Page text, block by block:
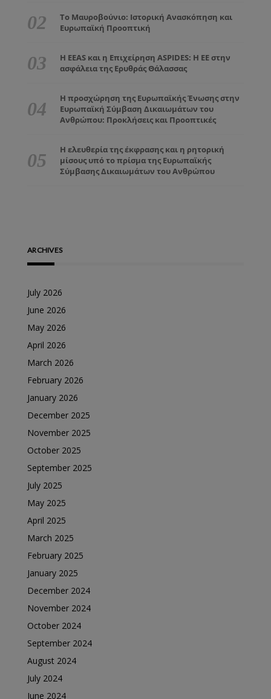
Το Μαυροβούνιο: Ιστορική Ανασκόπηση και
Ευρωπαϊκή Προοπτική
Η EEAS και η Επιχείρηση ASPIDES: Η ΕΕ στην
ασφάλεια της Ερυθράς Θάλασσας
Η προσχώρηση της Ευρωπαϊκής Ένωσης στην
Ευρωπαϊκή Σύμβαση Δικαιωμάτων του
Ανθρώπου: Προκλήσεις και Προοπτικές
Η ελευθερία της έκφρασης και η ρητορική
μίσους υπό το πρίσμα της Ευρωπαϊκής
Σύμβασης Δικαιωμάτων του Ανθρώπου
ARCHIVES
July 2026
June 2026
May 2026
April 2026
March 2026
February 2026
January 2026
December 2025
November 2025
October 2025
September 2025
July 2025
May 2025
April 2025
March 2025
February 2025
January 2025
December 2024
November 2024
October 2024
September 2024
August 2024
July 2024
June 2024